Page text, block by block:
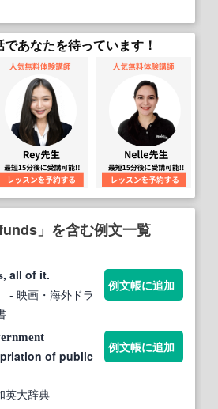
あなたを待っています！
」を含む例文一覧
, all of it.
- 映画・海外ドラ
例文帳に追加
of public
英大辞典
例文帳に追加